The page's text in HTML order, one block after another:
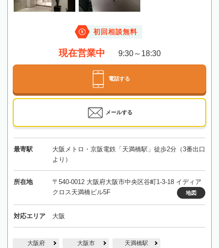
初回相談無料
現在営業中 9:30～18:30
電話する
メールする
最寄駅
大阪メトロ・京阪電鉄「天満橋駅」徒歩2分（3番出口
より）
所在地
〒540-0012 大阪府大阪市中央区谷町1-3-18 イディア
クロス天満橋ビル5F
地図
対応エリア 大阪
大阪府 大阪市 天満橋駅